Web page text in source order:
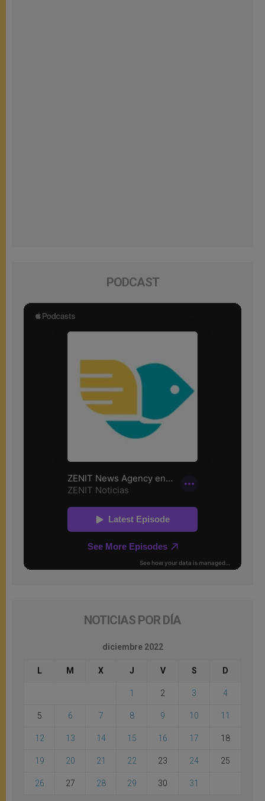
PODCAST
NOTICIAS POR DÍA
diciembre 2022
L M X J V S D
1 2 3 4
5 6 7 8 9 10 11
12 13 14 15 16 17 18
19 20 21 22 23 24 25
26 27 28 29 30 31